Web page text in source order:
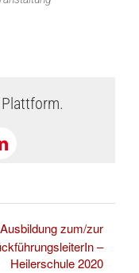
LinkedIn
Ausbildung zum/zur
–
Heilerschule 2020